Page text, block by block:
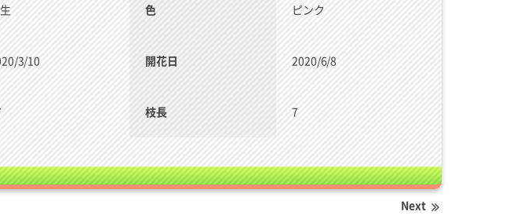
色 ピンク
3/10 開花日 2020/6/8
枝長 7
Next